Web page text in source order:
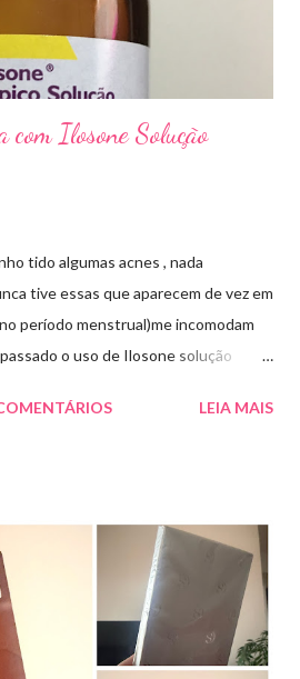
para tratamento dermatológico
Ilosone Solução
tido algumas acnes , nada
tive essas que aparecem de vez em
período menstrual)me incomodam
o uso de Ilosone solução
O Ilosone é um antibiótico
uso a noite). Informação do
SOLUÇÃO (eritromicina) é um
produzido por uma cepa de
É básico e forma rapidamente sais
e Apresentação ILOSONE
LEIA MAIS